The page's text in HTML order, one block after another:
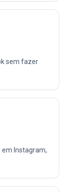
sem fazer
Instagram,